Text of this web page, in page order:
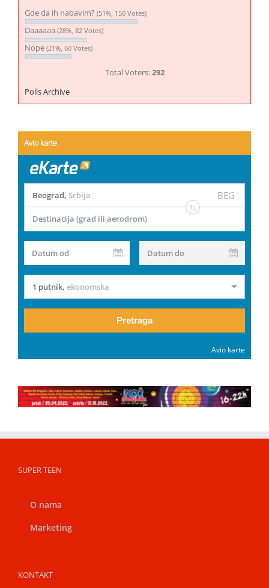
Gde da ih nabavim? (51%, 150 Votes)
Daaaaaa (28%, 82 Votes)
Nope (21%, 60 Votes)
Total Voters:292
Polls Archive
Avio karte
Beograd, Srbija BEG
Destinacija (grad ili aerodrom)
Datum od Datum do
1 putnik, ekonomska
Pretraga
Avio karte
SUPER TEEN
O nama
Marketing
KONTAKT